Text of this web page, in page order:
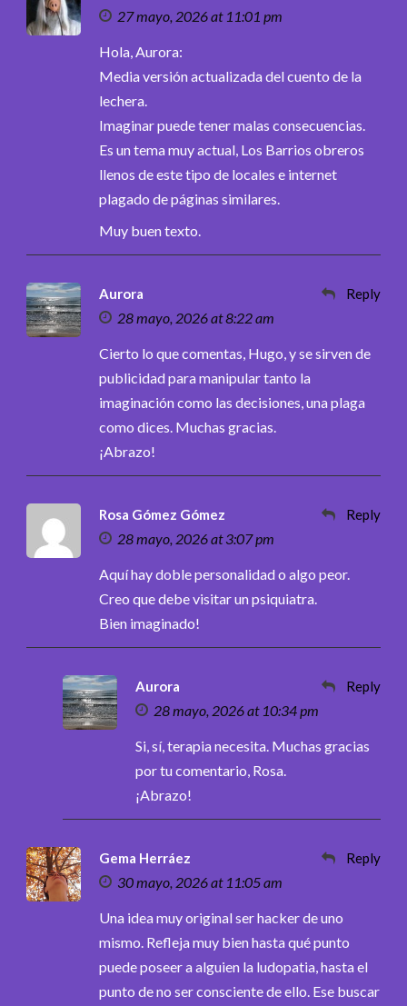
27 mayo, 2026 at 11:01 pm
Hola, Aurora:
Media versión actualizada del cuento de la
lechera.
Imaginar puede tener malas consecuencias.
Es un tema muy actual, Los Barrios obreros
llenos de este tipo de locales e internet
plagado de páginas similares.
Muy buen texto.
Aurora
28 mayo, 2026 at 8:22 am
Reply
Cierto lo que comentas, Hugo, y se sirven de
publicidad para manipular tanto la
imaginación como las decisiones, una plaga
como dices. Muchas gracias.
¡Abrazo!
Rosa Gómez Gómez
28 mayo, 2026 at 3:07 pm
Reply
Aquí hay doble personalidad o algo peor.
Creo que debe visitar un psiquiatra.
Bien imaginado!
Aurora
28 mayo, 2026 at 10:34 pm
Reply
Si, sí, terapia necesita. Muchas gracias
por tu comentario, Rosa.
¡Abrazo!
Gema Herráez
30 mayo, 2026 at 11:05 am
Reply
Una idea muy original ser hacker de uno
mismo. Refleja muy bien hasta qué punto
puede poseer a alguien la ludopatia, hasta el
punto de no ser consciente de ello. Ese buscar